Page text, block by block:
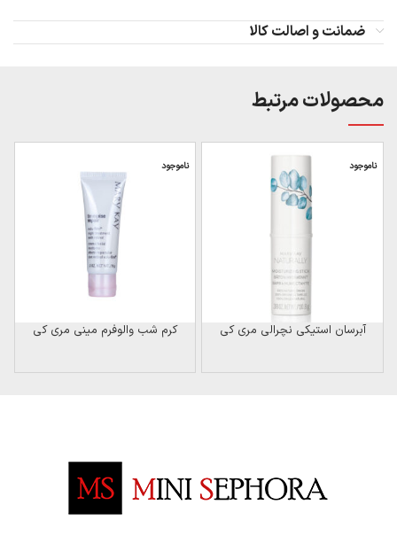
ضمانت و اصالت کالا
محصولات مرتبط
ناموجود
آبرسان استیکی نچرالی مری کی
ناموجود
کرم شب والوفرم مینی مری کی